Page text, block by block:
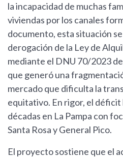
la incapacidad de muchas
viviendas por los canales
documento, esta situación
derogación de la Ley de
mediante el DNU 70/2023
que generó una
mercado que dificulta la
equitativo. En rigor, el
décadas en La Pampa con
Santa Rosa y General Pico.
El proyecto sostiene que el